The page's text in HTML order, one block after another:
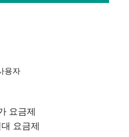
용자
요금제
요금제